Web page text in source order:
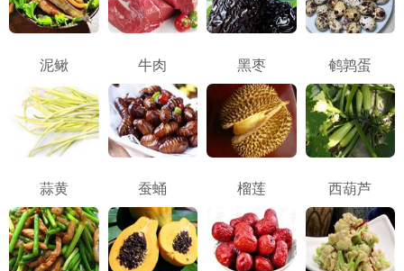
泥鳅 牛肉 黑枣 鹌鹑蛋
蒜黄 蚕蛹 榴莲 西葫芦